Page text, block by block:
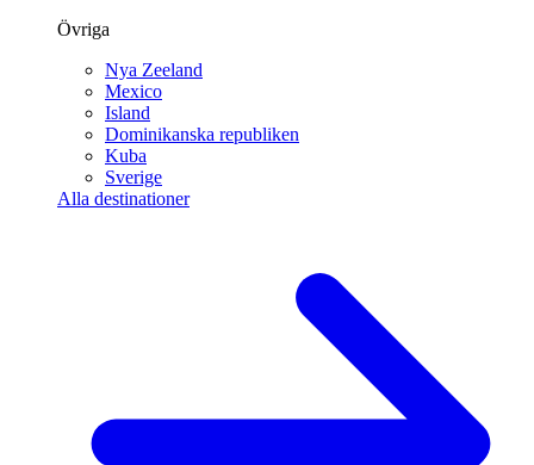
Övriga
Nya Zeeland
Mexico
Island
Dominikanska republiken
Kuba
Sverige
Alla destinationer